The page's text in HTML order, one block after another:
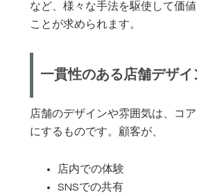
など、様々な手法を駆使して価
ことが求められます。
一貫性のある店舗デザイ
店舗のデザインや雰囲気は、コ
にするものです。顧客が、
店内での体験
SNSでの共有